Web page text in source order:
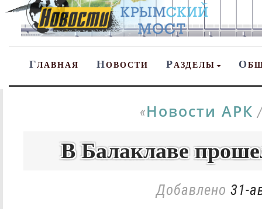
ГЛАВНАЯ НОВОСТИ РАЗДЕЛЫ О
«Новости АРК
В Балаклаве
Добавлено 31-